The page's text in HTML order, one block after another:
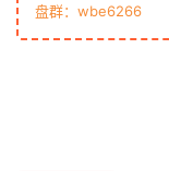
盘群：wbe6266